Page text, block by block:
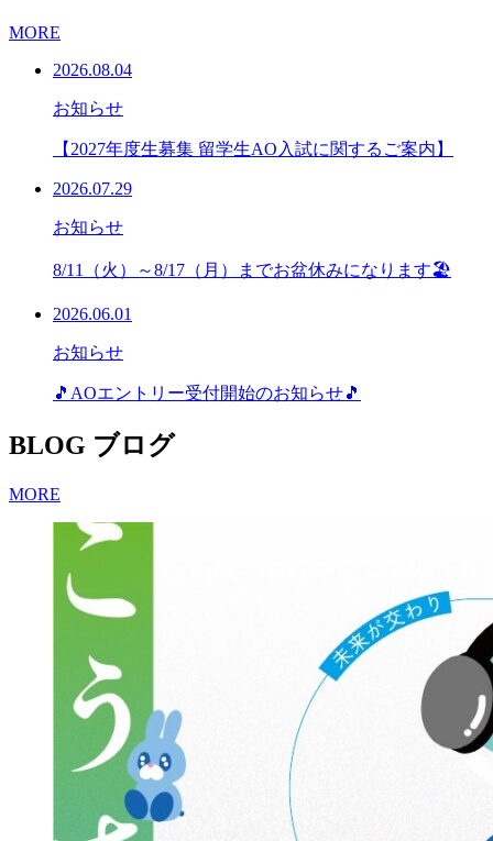
MORE
2026.08.04
お知らせ
【2027年度生募集 留学生AO入試に関するご案内】
2026.07.29
お知らせ
8/11（火）～8/17（月）までお盆休みになります🏖
2026.06.01
お知らせ
🎵AOエントリー受付開始のお知らせ🎵
BLOG ブログ
MORE